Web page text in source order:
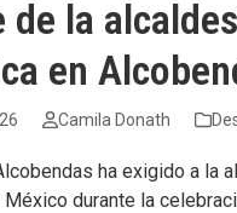
de la
en
Camila Donath
ha exigido a la
durante la